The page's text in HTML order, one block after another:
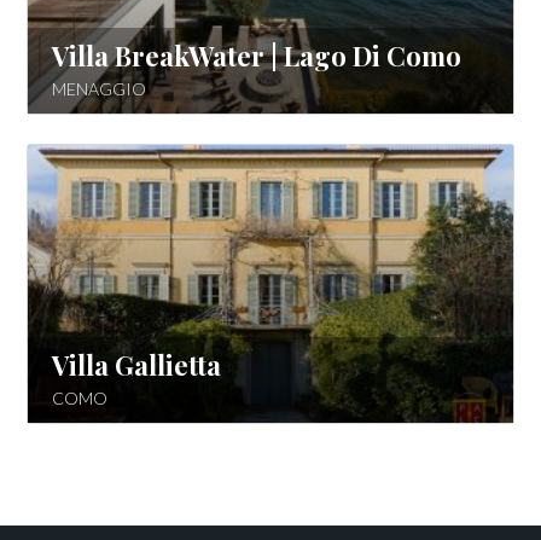
Villa BreakWater | Lago Di Como
MENAGGIO
Villa Gallietta
COMO